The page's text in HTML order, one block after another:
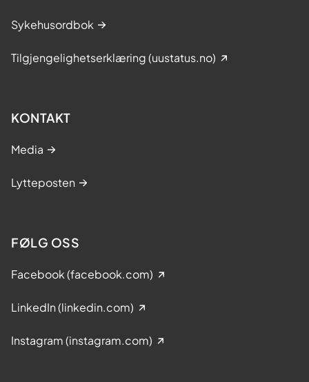
Sykehusordbok
Tilgjengelighetserklæring (uustatus.no)
KONTAKT
Media
Lytteposten
FØLG OSS
Facebook (facebook.com)
LinkedIn (linkedin.com)
Instagram (instagram.com)